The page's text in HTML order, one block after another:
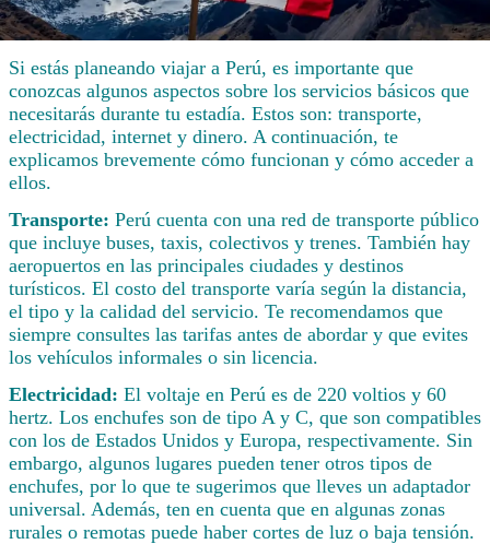
Si estás planeando viajar a Perú, es importante que
conozcas algunos aspectos sobre los servicios básicos que
necesitarás durante tu estadía. Estos son: transporte,
electricidad, internet y dinero. A continuación, te
explicamos brevemente cómo funcionan y cómo acceder a
ellos.
Transporte: Perú cuenta con una red de transporte público
que incluye buses, taxis, colectivos y trenes. También hay
aeropuertos en las principales ciudades y destinos
turísticos. El costo del transporte varía según la distancia,
el tipo y la calidad del servicio. Te recomendamos que
siempre consultes las tarifas antes de abordar y que evites
los vehículos informales o sin licencia.
Electricidad: El voltaje en Perú es de 220 voltios y 60
hertz. Los enchufes son de tipo A y C, que son compatibles
con los de Estados Unidos y Europa, respectivamente. Sin
embargo, algunos lugares pueden tener otros tipos de
enchufes, por lo que te sugerimos que lleves un adaptador
universal. Además, ten en cuenta que en algunas zonas
rurales o remotas puede haber cortes de luz o baja tensión.